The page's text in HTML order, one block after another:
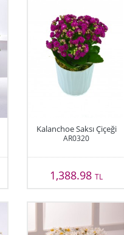
Kalanchoe Saksı Çiçeği
AR0320
1,388.98TL